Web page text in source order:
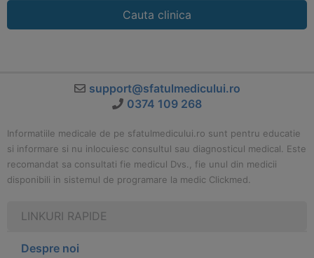
Cauta clinica
support@sfatulmedicului.ro
0374 109 268
Informatiile medicale de pe sfatulmedicului.ro sunt pentru educatie
si informare si nu inlocuiesc consultul sau diagnosticul medical. Este
recomandat sa consultati fie medicul Dvs., fie unul din medicii
disponibili in sistemul de programare la medic Clickmed.
LINKURI RAPIDE
Despre noi